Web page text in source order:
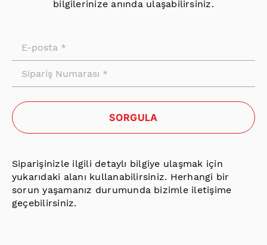
bilgilerinize anında ulaşabilirsiniz.
SORGULA
Siparişinizle ilgili detaylı bilgiye ulaşmak için
yukarıdaki alanı kullanabilirsiniz. Herhangi bir
sorun yaşamanız durumunda bizimle iletişime
geçebilirsiniz.